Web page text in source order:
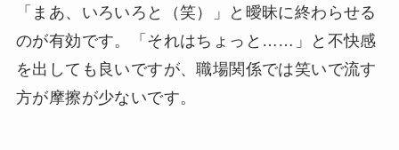
「まあ、いろいろと（笑）」と曖昧に終わらせる
のが有効です。「それはちょっと……」と不快感
を出しても良いですが、職場関係では笑いで流す
方が摩擦が少ないです。